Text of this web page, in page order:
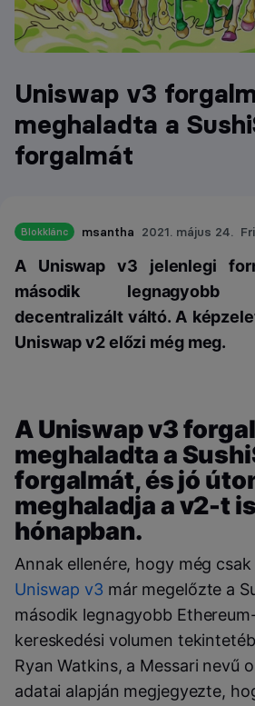
Uniswap v3
meghaladta a
forgalmát
Blokklánc msantha 2021. május 24.
A Uniswap v3 jelenlegi
második legnagyobb
decentralizált váltó. A
Uniswap v2 előzi még meg.
A Uniswap v3
meghaladta a
forgalmát, és jó
meghaladja a v2-t
hónapban.
Annak ellenére, hogy még csak
Uniswap v3 már megelőzte a
második legnagyobb
kereskedési volumen
Ryan Watkins, a Messari nevű
adatai alapján megjegyezte,